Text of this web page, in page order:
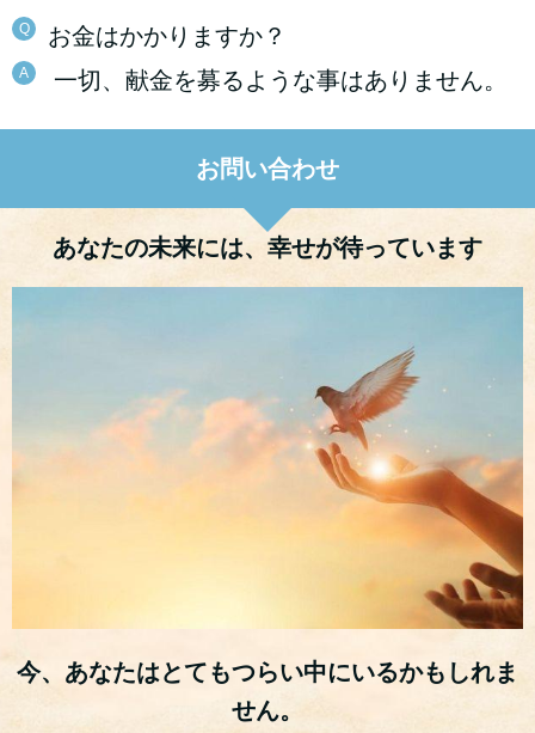
Q お金はかかりますか？
A 一切、献金を募るような事はありません。
お問い合わせ
あなたの未来には、幸せが待っています
今、あなたはとてもつらい中にいるかもしれま
せん。